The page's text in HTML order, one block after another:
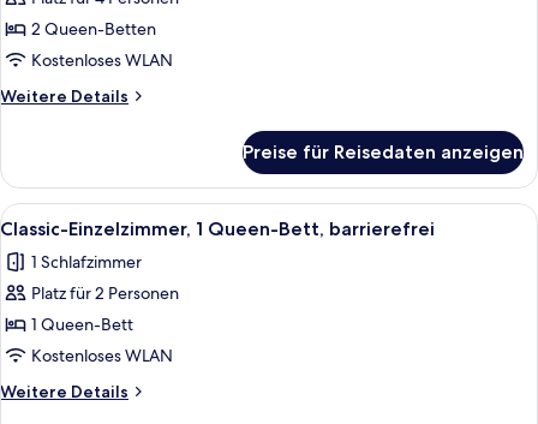
Doppelzimmer
anzeigen
2 Queen-Betten
Kostenloses WLAN
Weitere Details
Weitere
Doppelzimmer
Preise für Reisedaten anzeigen
Alle
Fotos
für
Classic-
Einzelzimmer,
1
Queen-
Bett,
Ein Hotelzimmer mit Bett,
4
Classic-Einzelzimmer, 1 Queen-Bett, barrierefrei
1 Schlafzimmer
Platz für 2 Personen
1 Queen-Bett
Kostenloses WLAN
Weitere Details
Weitere